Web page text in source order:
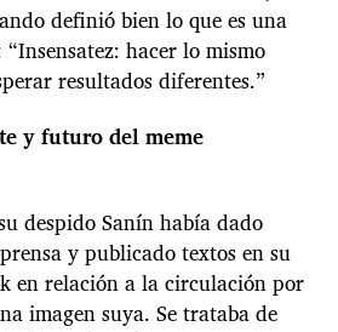
definió bien lo que es una
hacer lo mismo
resultados diferentes.”
y futuro del meme
despido Sanín había dado
y publicado textos en su
en relación a la circulación por
imagen suya. Se trataba de